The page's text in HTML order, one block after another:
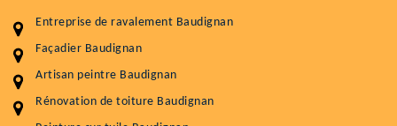
Entreprise de ravalement Baudignan
Façadier Baudignan
Artisan peintre Baudignan
Rénovation de toiture Baudignan
Entretenir votre toiture, c'est préserver sa